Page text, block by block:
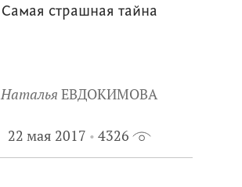
Самая страшная тайна
Наталья ЕВДОКИМОВА
22 мая 2017 4326